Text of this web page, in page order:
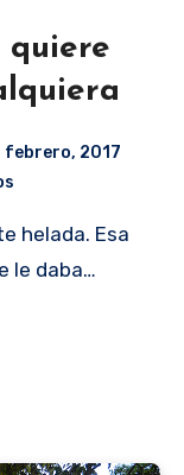
quiere
febrero, 2017
le daba…